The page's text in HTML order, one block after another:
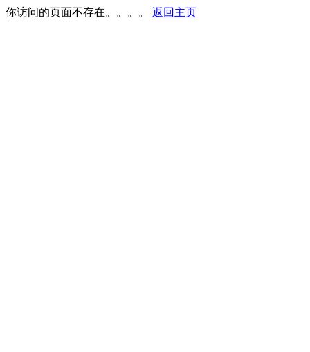
你访问的页面不存在。。。。 返回主页